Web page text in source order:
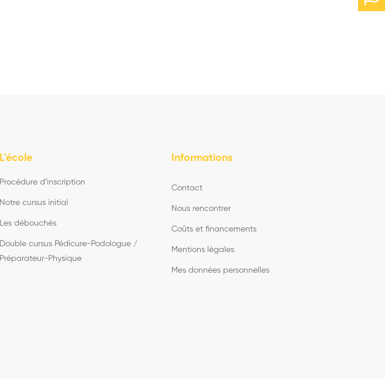
L'école
Procédure d’inscription
Notre cursus initial
Les débouchés
Double cursus Pédicure-Podologue /
Préparateur-Physique
Informations
Contact
Nous rencontrer
Coûts et financements
Mentions légales
Mes données personnelles